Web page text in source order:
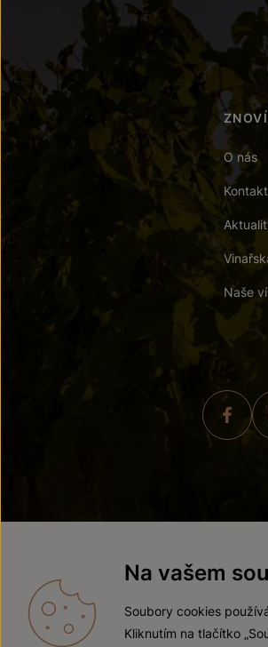
O nás
Kontakt
Naše
Na vašem
Soubory cookies
Kliknutím na tlačítko